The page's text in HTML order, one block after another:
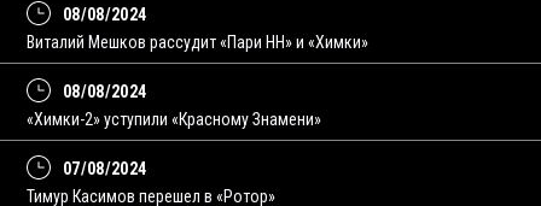
08/08/2024
Виталий Мешков рассудит «Пари НН» и «Химки»
08/08/2024
«Химки-2» уступили «Красному Знамени»
07/08/2024
Тимур Касимов перешел в «Ротор»